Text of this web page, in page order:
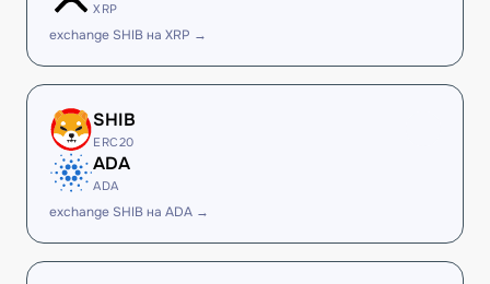
XRP
exchange SHIB на XRP →
SHIB
ERC20
ADA
ADA
exchange SHIB на ADA →